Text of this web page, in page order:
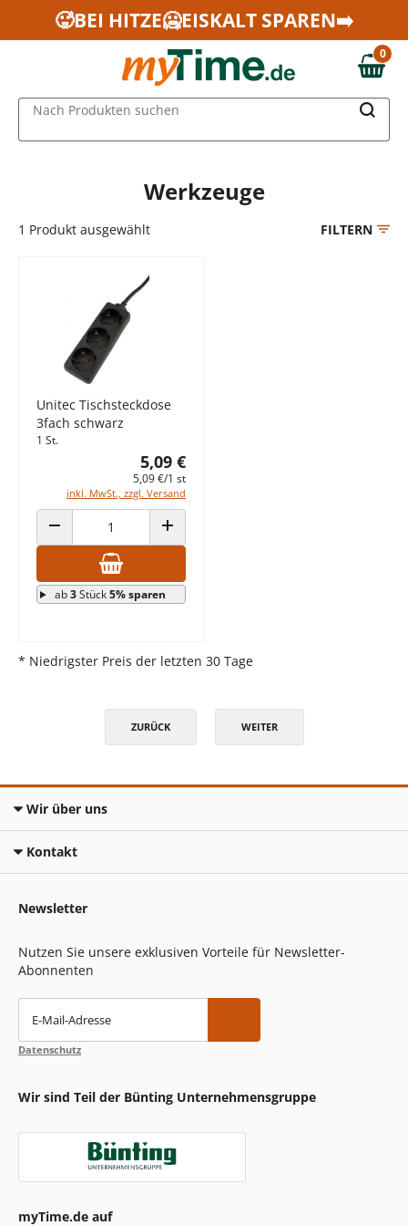
Zum Hauptinhalt springen
Zur Navigation springen
Zur Suche springen
🥵BEI HITZE🥶EISKALT SPAREN➡️
0,00 €
0
Nach Produkten suchen
Werkzeuge
1 Produkt ausgewählt FILTERN
Unitec Tischsteckdose
3fach schwarz
1 St.
5,09 €
5,09 €/1 st
inkl. MwSt., zzgl. Versand
ANZAHL VERRINGERN ANZAHL ERHÖHEN
ab3Stück5% sparen
* Niedrigster Preis der letzten 30 Tage
ZURÜCK WEITER
Wir über uns
Kontakt
Newsletter
Nutzen Sie unsere exklusiven Vorteile für Newsletter-
Abonnenten
E-Mail-Adresse
Datenschutz
Wir sind Teil der Bünting Unternehmensgruppe
myTime.de auf